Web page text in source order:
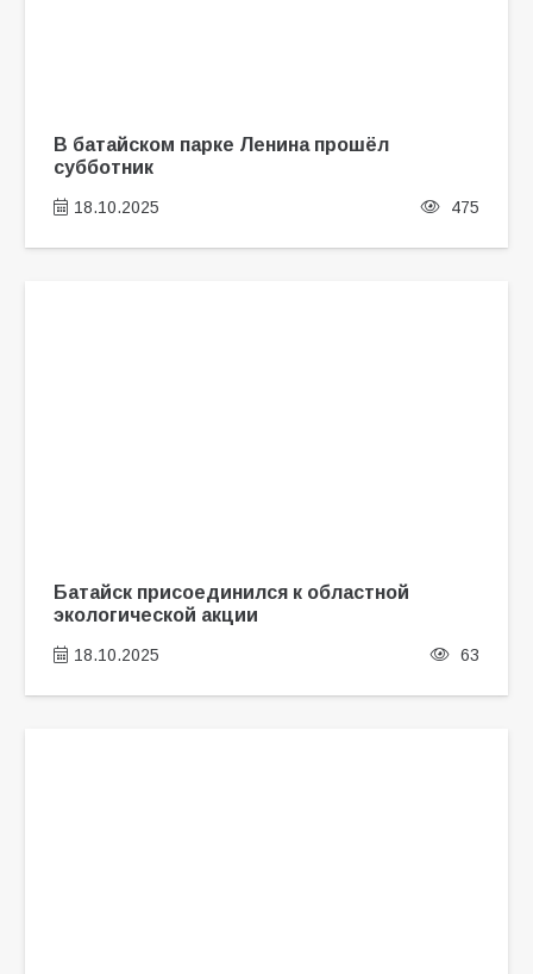
В батайском парке Ленина прошёл
субботник
18.10.2025 475
Батайск присоединился к областной
экологической акции
18.10.2025 63